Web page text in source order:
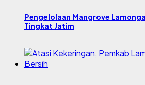
Pengelolaan Mangrove
Tingkat Jatim